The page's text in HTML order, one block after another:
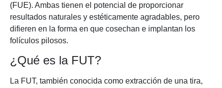
(FUE). Ambas tienen el potencial de proporcionar
resultados naturales y estéticamente agradables, pero
difieren en la forma en que cosechan e implantan los
folículos pilosos.
¿Qué es la FUT?
La FUT, también conocida como extracción de una tira,